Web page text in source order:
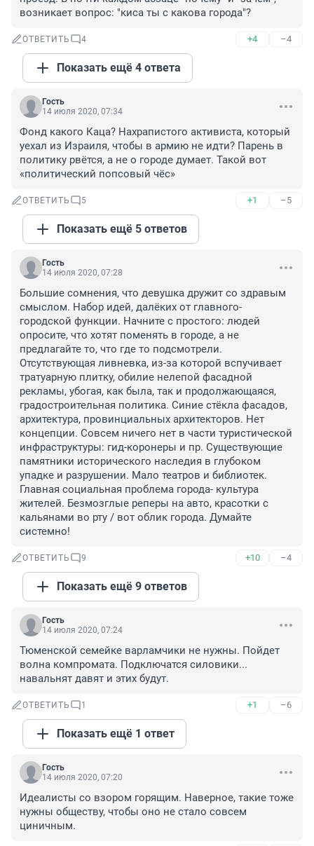
возникает вопрос: "киса ты с какова города"?
ОТВЕТИТЬ 4 +4 –4
Показать ещё 4 ответа
Гость
14 июля 2020, 07:34
Фонд какого Каца? Нахрапистого активиста, который
уехал из Израиля, чтобы в армию не идти? Парень в
политику рвётся, а не о городе думает. Такой вот
«политический попсовый чёс»
ОТВЕТИТЬ 5 +1 –5
Показать ещё 5 ответов
Гость
14 июля 2020, 07:28
Большие сомнения, что девушка дружит со здравым
смыслом. Набор идей, далёких от главного-
городской функции. Начните с простого: людей
опросите, что хотят поменять в городе, а не
предлагайте то, что где то подсмотрели.
Отсутствующая ливневка, из-за которой вспучивает
тратуарную плитку, обилие нелепой фасадной
рекламы, убогая, как была, так и продолжающаяся,
градостроительная политика. Синие стёкла фасадов,
архитектура, провинциальных архитекторов. Нет
концепции. Совсем ничего нет в части туристической
инфраструктуры: гид-коронеры и пр. Существующие
памятники исторического наследия в глубоком
упадке и разрушении. Мало театров и библиотек.
Главная социальная проблема города- культура
жителей. Безмозглые реперы на авто, красотки с
кальянами во рту / вот облик города. Думайте
системно!
ОТВЕТИТЬ 9 +10 –4
Показать ещё 9 ответов
Гость
14 июля 2020, 07:24
Тюменской семейке варламчики не нужны. Пойдет
волна компромата. Подключатся силовики...
навальнят давят и этих будут.
ОТВЕТИТЬ 1 +1 –6
Показать ещё 1 ответ
Гость
14 июля 2020, 07:20
Идеалисты со взором горящим. Наверное, такие тоже
нужны обществу, чтобы оно не стало совсем
циничным.